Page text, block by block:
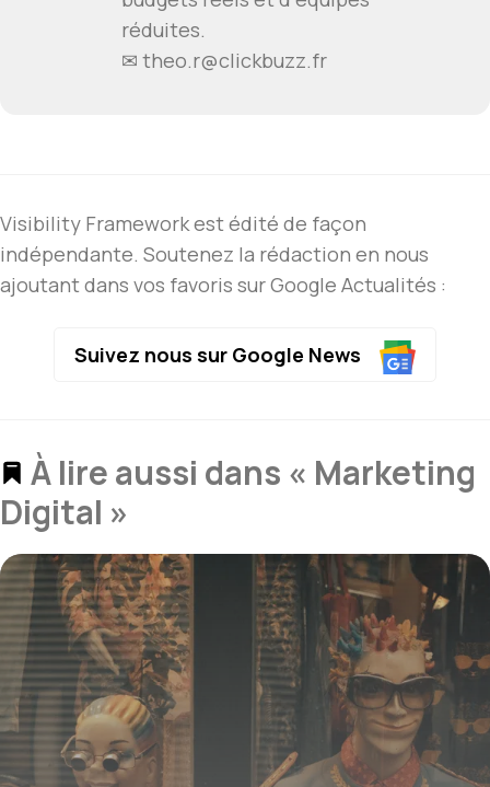
réduites.
✉ theo.r@clickbuzz.fr
Visibility Framework est édité de façon
indépendante. Soutenez la rédaction en nous
ajoutant dans vos favoris sur Google Actualités :
Suivez nous sur Google News
À lire aussi dans « Marketing
Digital »